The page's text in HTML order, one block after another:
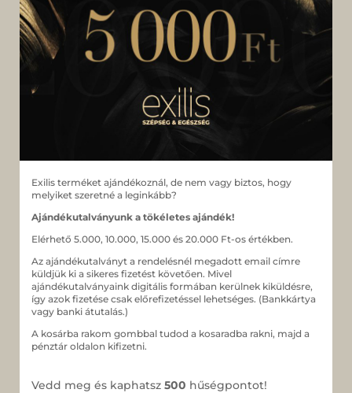
Exilis terméket ajándékoznál, de nem vagy biztos, hogy
melyiket szeretné a leginkább?
Ajándékutalványunk a tökéletes ajándék!
Elérhető 5.000, 10.000, 15.000 és 20.000 Ft-os értékben.
Az ajándékutalványt a rendelésnél megadott email címre
küldjük ki a sikeres fizetést követően. Mivel
ajándékutalványaink digitális formában kerülnek kiküldésre,
így azok fizetése csak előrefizetéssel lehetséges. (Bankkártya
vagy banki átutalás.)
A kosárba rakom gombbal tudod a kosaradba rakni, majd a
pénztár oldalon kifizetni.
Vedd meg és kaphatsz 500 hűségpontot!